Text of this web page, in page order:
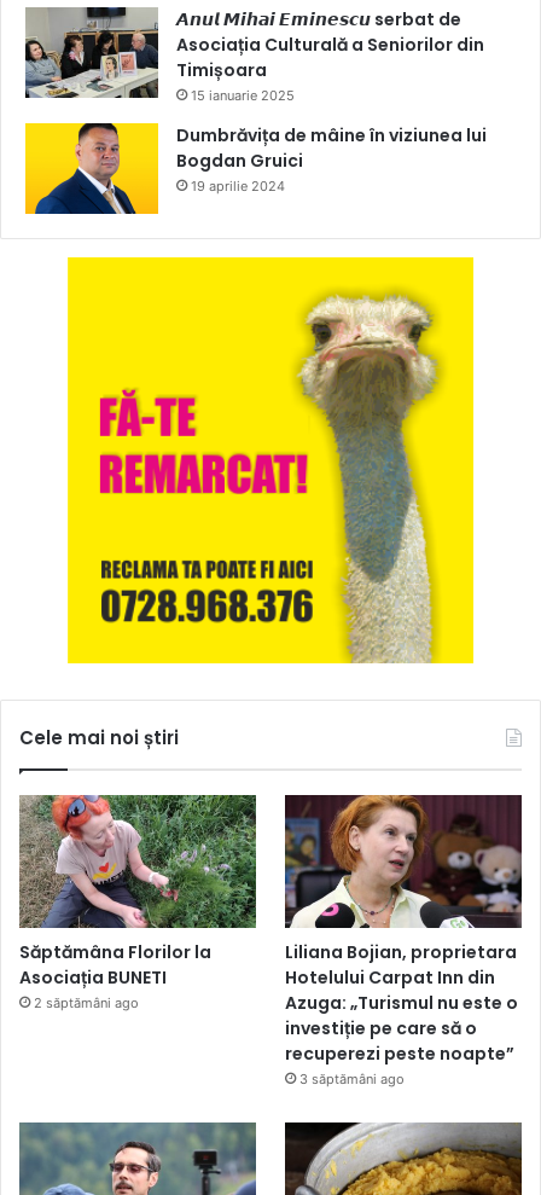
𝘼𝙣𝙪𝙡 𝙈𝙞𝙝𝙖𝙞 𝙀𝙢𝙞𝙣𝙚𝙨𝙘𝙪 serbat de
Asociația Culturală a Seniorilor din
Timișoara
15 ianuarie 2025
Dumbrăvița de mâine în viziunea lui
Bogdan Gruici
19 aprilie 2024
Cele mai noi știri
Săptămâna Florilor la
Asociația BUNETI
2 săptămâni ago
Liliana Bojian, proprietara
Hotelului Carpat Inn din
Azuga: „Turismul nu este o
investiție pe care să o
recuperezi peste noapte”
3 săptămâni ago